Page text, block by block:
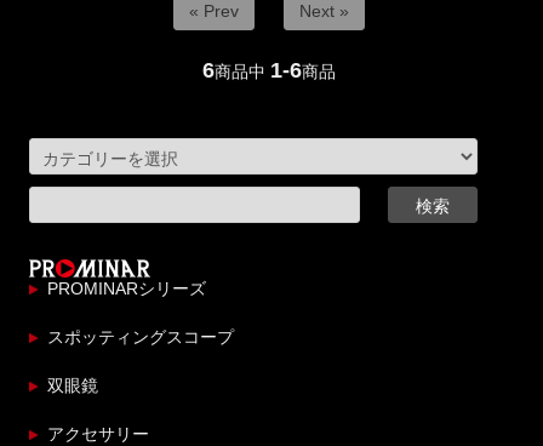
« Prev Next »
6商品中 1-6商品
PROMINARシリーズ
スポッティングスコープ
双眼鏡
アクセサリー